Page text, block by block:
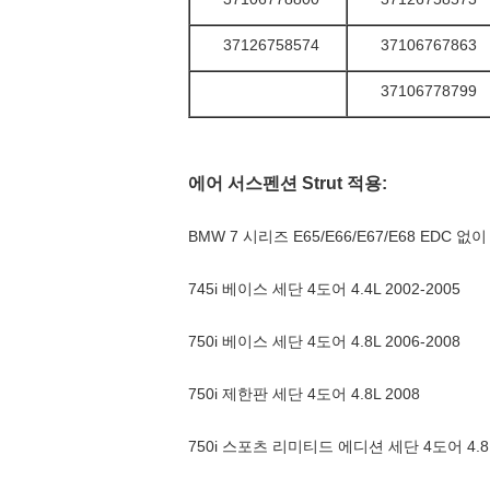
37126758574 37106767863
37106778799
에어 서스펜션 Strut 적용:
BMW 7 시리즈 E65/E66/E67/E68 EDC 없이
745i 베이스 세단 4도어 4.4L 2002-2005
750i 베이스 세단 4도어 4.8L 2006-2008
750i 제한판 세단 4도어 4.8L 2008
750i 스포츠 리미티드 에디션 세단 4도어